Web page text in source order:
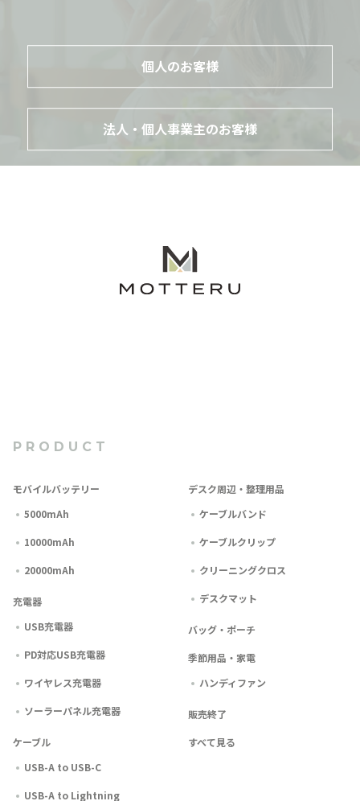
個人のお客様
法人・個人事業主のお客様
PRODUCT
モバイルバッテリー
5000mAh
10000mAh
20000mAh
充電器
USB充電器
PD対応USB充電器
ワイヤレス充電器
ソーラーパネル充電器
ケーブル
USB-A to USB-C
USB-A to Lightning
デスク周辺・整理用品
ケーブルバンド
ケーブルクリップ
クリーニングクロス
デスクマット
バッグ・ポーチ
季節用品・家電
ハンディファン
販売終了
すべて見る